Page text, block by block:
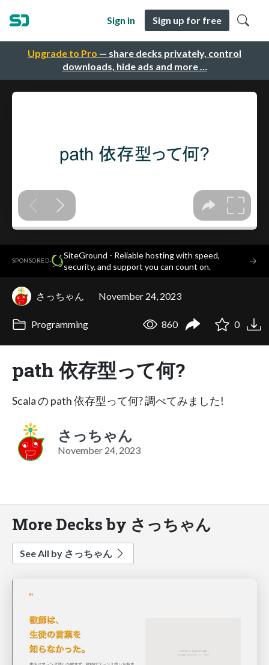
Upgrade to Pro — share decks privately, control
downloads, hide ads and more …
Sign in Sign up for free
SPONSORED·
SiteGround - Reliable hosting with speed,
security, and support you can count on.
→
さっちゃん November 24, 2023
Programming 860 0
path 依存型って何?
Scala の path 依存型って何? 調べてみました!
さっちゃん
November 24, 2023
More Decks by さっちゃん
See All by さっちゃん